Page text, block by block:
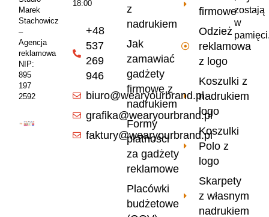
zostają
w
firmowe
Odzież
reklamowa
z logo
Koszulki z
nadrukiem
logo
Koszulki
Polo z
logo
Skarpety
z własnym
nadrukiem
z
nadrukiem
Jak
zamawiać
gadżety
firmowe z
nadrukiem
Formy
płatności
za gadżety
reklamowe
Placówki
budżetowe
18:00
+48
537
269
946
biuro@wearyourbrand.pl
grafika@wearyourbrand.pl
faktury@wearyourbrand.pl
Marek
Stachowicz
–
Agencja
reklamowa
NIP:
895
197
2592